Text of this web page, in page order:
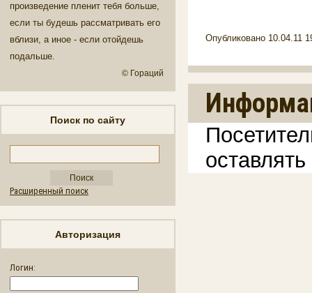
произведение пленит тебя больше,
если ты будешь рассматривать его
вблизи, а иное - если отойдешь
подальше.
© Гораций
Поиск по сайту
Расширенный поиск
Авторизация
Логин:
Опубликовано 10.04.11